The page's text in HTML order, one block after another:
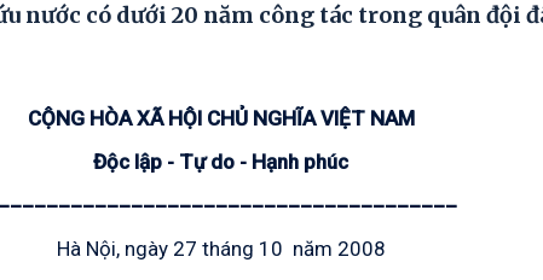
nước có dưới 20 năm công tác trong quân đội
CỘNG HÒA XÃ HỘI CHỦ NGHĨA VIỆT NAM
Độc lập - Tự do - Hạnh phúc
Hà Nội, ngày 27 tháng 10 năm 2008